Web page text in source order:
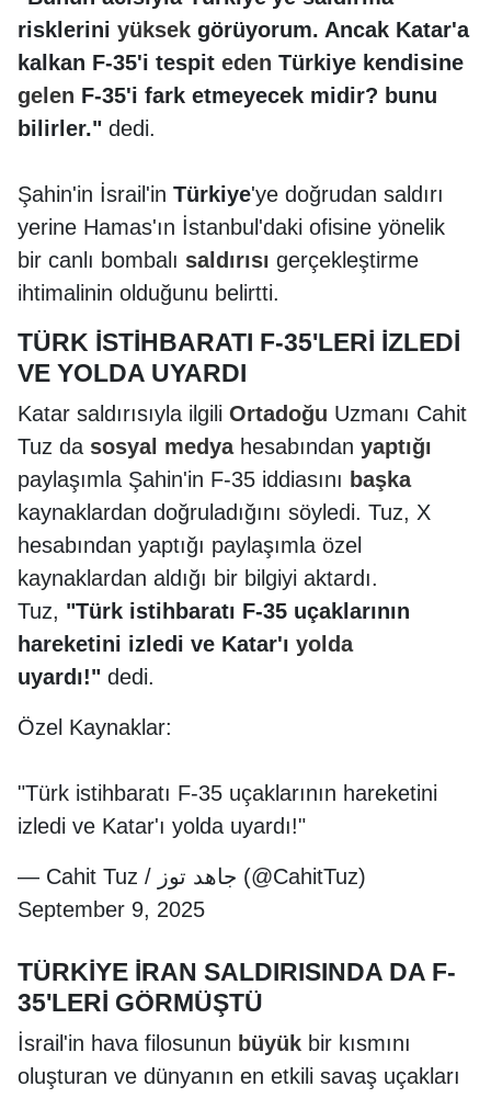
risklerini yüksek görüyorum. Ancak Katar'a
kalkan F-35'i tespit eden Türkiye kendisine
gelen F-35'i fark etmeyecek midir? bunu
bilirler." dedi.
Şahin'in İsrail'in Türkiye'ye doğrudan saldırı
yerine Hamas'ın İstanbul'daki ofisine yönelik
bir canlı bombalı saldırısı gerçekleştirme
ihtimalinin olduğunu belirtti.
TÜRK İSTİHBARATI F-35'LERİ İZLEDİ
VE YOLDA UYARDI
Katar saldırısıyla ilgili Ortadoğu Uzmanı Cahit
Tuz da sosyal medyahesabından yaptığı
paylaşımla Şahin'in F-35 iddiasını başka
kaynaklardan doğruladığını söyledi. Tuz, X
hesabından yaptığı paylaşımla özel
kaynaklardan aldığı bir bilgiyi aktardı.
Tuz, "Türk istihbaratı F-35 uçaklarının
hareketini izledi ve Katar'ı yolda
uyardı!" dedi.
Özel Kaynaklar:
"Türk istihbaratı F-35 uçaklarının hareketini
izledi ve Katar'ı yolda uyardı!"
— Cahit Tuz / جاهد توز (@CahitTuz)
September 9, 2025
TÜRKİYE İRAN SALDIRISINDA DA F-
35'LERİ GÖRMÜŞTÜ
İsrail'in hava filosunun büyük bir kısmını
oluşturan ve dünyanın en etkili savaş uçakları